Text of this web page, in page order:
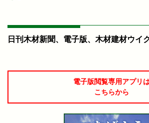
日刊木材新聞、電子版、木材建材ウイ
電子版閲覧専用アプリ
こちらから